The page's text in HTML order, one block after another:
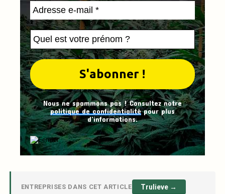
Nous ne spammons pas ! Consultez notre
politique de confidentialitépour plus
d’informations.
ENTREPRISES DANS CET ARTICLE Trulieve →